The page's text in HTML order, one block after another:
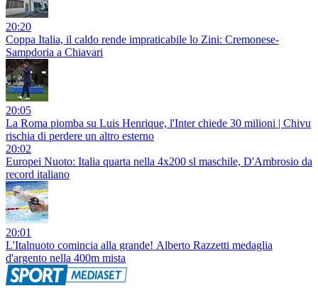
20:20
Coppa Italia, il caldo rende impraticabile lo Zini: Cremonese-
Sampdoria a Chiavari
20:05
La Roma piomba su Luis Henrique, l'Inter chiede 30 milioni | Chivu
rischia di perdere un altro esterno
20:02
Europei Nuoto: Italia quarta nella 4x200 sl maschile, D'Ambrosio da
record italiano
20:01
L'Italnuoto comincia alla grande! Alberto Razzetti medaglia
d'argento nella 400m mista